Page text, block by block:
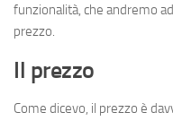
funzionalità, che andremo
prezzo.
Il prezzo
Come dicevo, il prezzo è